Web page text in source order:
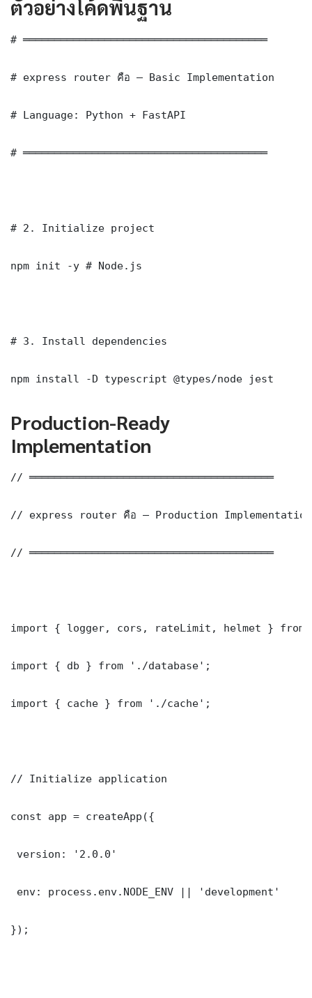
ตัวอย่างโค้ดพื้นฐาน
# ═══════════════════════════════════════
# express router คือ — Basic Implementation
# Language: Python + FastAPI
# ═══════════════════════════════════════
# 2. Initialize project
npm init -y # Node.js
# 3. Install dependencies
npm install -D typescript @types/node jest
Production-Ready
Implementation
// ═══════════════════════════════════════
// express router คือ — Production Implementation
// ═══════════════════════════════════════
import { logger, cors, rateLimit, helmet } from
import { db } from './database';
import { cache } from './cache';
// Initialize application
const app = createApp({
version: '2.0.0'
env: process.env.NODE_ENV || 'development'
});